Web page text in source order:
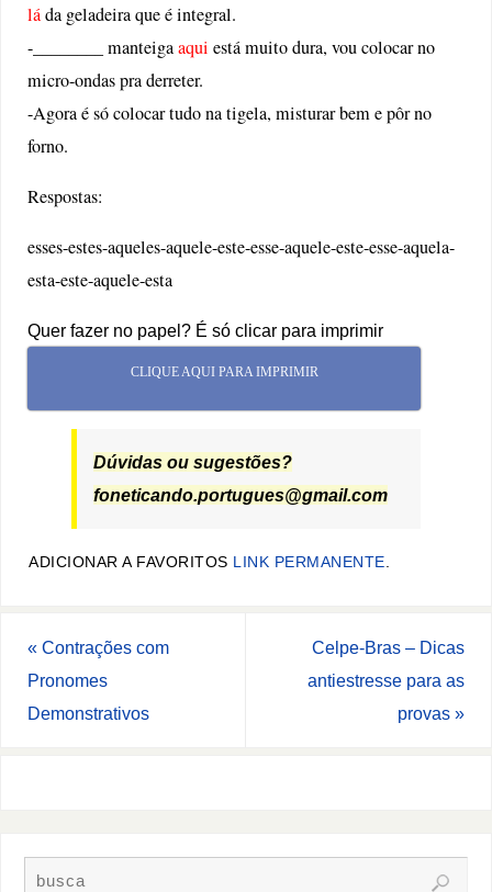
láda geladeira que é integral.
-________ manteigaaqui está muito dura, vou colocar no
micro-ondas pra derreter.
-Agora é só colocar tudo na tigela, misturar bem e pôr no
forno.
Respostas:
esses-estes-aqueles-aquele-este-esse-aquele-este-esse-aquela-
esta-este-aquele-esta
Quer fazer no papel? É só clicar para imprimir
CLIQUE AQUI PARA IMPRIMIR
Dúvidas ou sugestões?
foneticando.portugues@gmail.com
ADICIONAR A FAVORITOS LINK PERMANENTE
« Contrações com
Pronomes
Demonstrativos
Celpe-Bras – Dicas
antiestresse para as
provas »